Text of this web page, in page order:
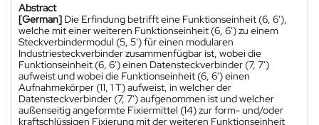
Abstract
[German] Die Erfindung betrifft eine Funktionseinheit (6, 6'),
welche mit einer weiteren Funktionseinheit (6, 6') zu einem
Steckverbindermodul (5, 5') für einen modularen
Industriesteckverbinder zusammenfügbar ist, wobei die
Funktionseinheit (6, 6') einen Datensteckverbinder (7, 7')
aufweist und wobei die Funktionseinheit (6, 6') einen
Aufnahmekörper (11, 1 T) aufweist, in welcher der
Datensteckverbinder (7, 7') aufgenommen ist und welcher
außenseitig angeformte Fixiermittel (14) zur form- und/oder
kraftschlüssigen Fixierung mit der weiteren Funktionseinheit